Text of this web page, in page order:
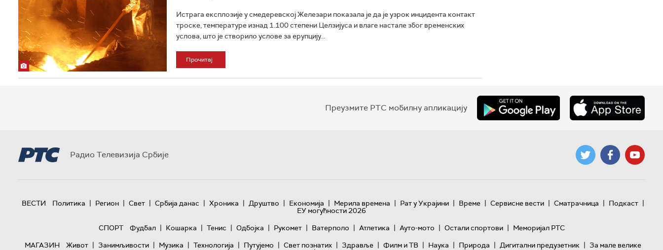
Истрага експлозије у смедеревској Железари показала је да је узрок инцидента контакт
троске, температуре изнад 1.100 степени Целзијуса и влаге настале због временских
услова, што је створило услове за ерупцију...
Прочитај
Преузмите РТС мобилну апликацију
Радио Телевизија Србије
ВЕСТИ Политика | Регион | Свет | Србија данас | Хроника | Друштво | Економија | Мерила времена | Рат у Украјини | Време | Сервисне вести | Сматрачница | Подкаст |
ЕУ могућности 2026
СПОРТ
Фудбал | Кошарка | Тенис | Одбојка | Рукомет | Ватерполо | Атлетика | Ауто-мото | Остали спортови | Меморијал РТС
МАГАЗИН
Живот | Занимљивости | Музика | Технологијa | Путујемо | Свет познатих | Здравље | Филм и ТВ | Наука | Природа | Дигитални предузетник | За мале велике